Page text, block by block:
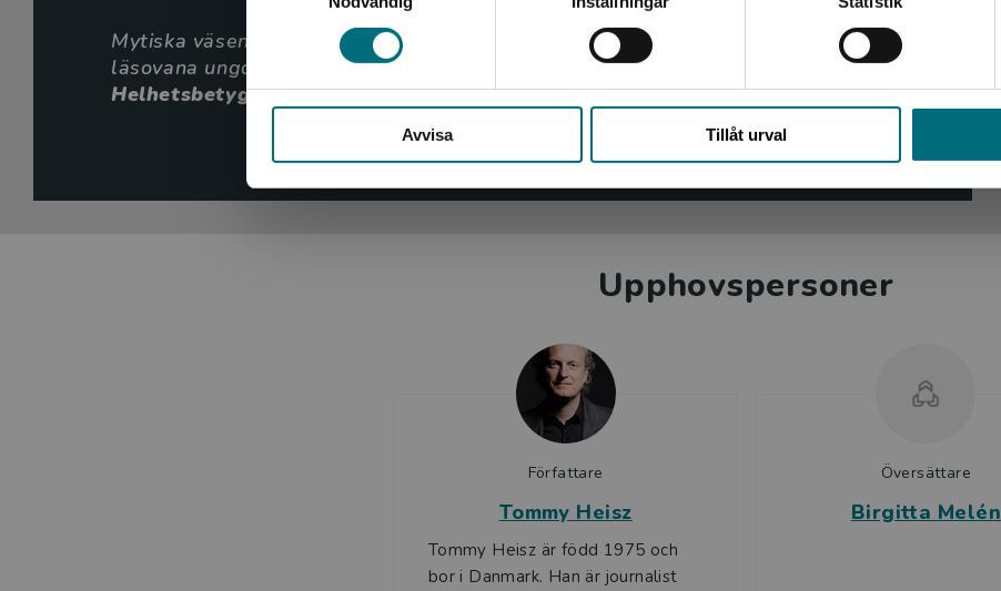
Avvisa Tillåt urval
Gemensamt är också att de har en innehållsförteckning och ibland förekommer mycket enkla diagram, som i en
traditionell faktabok. Färg och form är speciellt framtaget för att locka till vidare läsning.
Författaren Tommy Heisz har skrivit flera lättlästa böcker för barn.
Mytiska väsen - Vampyrer ingår i Nypons serie Mytiska väsen.
Mytiska väsen – Vampyrer är en läsvärd, saklig, lättläst bok – utmärkt för
läsovana ungdomar om folktrons blodsugande varelser!
Helhetsbetyg 4 av 5
Eva Bjärlund
BTJ-häfte nr 17/2021
Upphovspersoner
Författare
Tommy Heisz
Tommy Heisz är född 1975 och
bor i Danmark. Han är journalist
Översättare
Birgitta Melén